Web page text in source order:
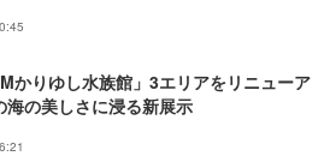
かりゆし水族館」3エリアをリニューア
海の美しさに浸る新展示